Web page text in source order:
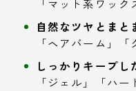
「マット系ワッ
自然なツヤとまと
「ヘアバーム」「
しっかりキープし
「ジェル」「ハー